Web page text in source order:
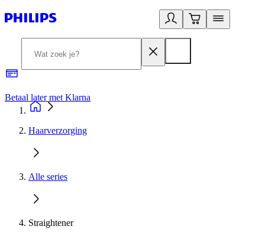
Betaal later met Klarna
Haarverzorging
Alle series
Straightener